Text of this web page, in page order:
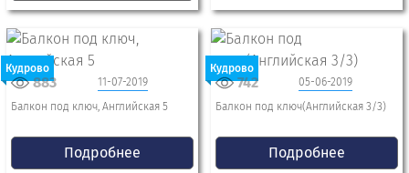
Кудрово
11-07-2019
883
Балкон под ключ, Английская 5
Подробнее
Кудрово
05-06-2019
742
Балкон под ключ(Английская 3/3)
Подробнее